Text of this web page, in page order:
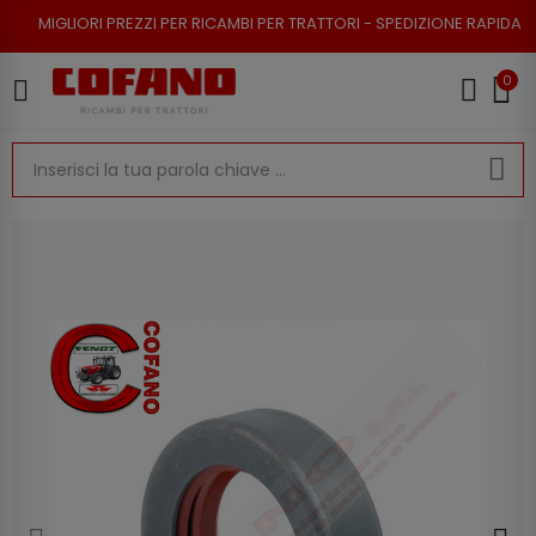
PREZZI PER RICAMBI PER TRATTORI - SPEDIZIONE RAPIDA - RESO
0